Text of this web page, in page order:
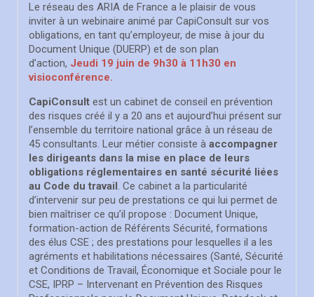
Le réseau des ARIA de France a le plaisir de vous
inviter à un webinaire animé par CapiConsult sur vos
obligations, en tant qu’employeur, de mise à jour du
Document Unique (DUERP) et de son plan
d’action, Jeudi 19 juin de 9h30 à 11h30 en
visioconférence.
CapiConsult est un cabinet de conseil en prévention
des risques créé il y a 20 ans et aujourd’hui présent sur
l’ensemble du territoire national grâce à un réseau de
45 consultants. Leur métier consiste à accompagner
les dirigeants dans la mise en place de leurs
obligations réglementaires en santé sécurité liées
au Code du travail. Ce cabinet a la particularité
d’intervenir sur peu de prestations ce qui lui permet de
bien maîtriser ce qu’il propose : Document Unique,
formation-action de Référents Sécurité, formations
des élus CSE ; des prestations pour lesquelles il a les
agréments et habilitations nécessaires (Santé, Sécurité
et Conditions de Travail, Économique et Sociale pour le
CSE, IPRP – Intervenant en Prévention des Risques